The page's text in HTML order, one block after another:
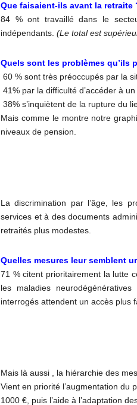
Que faisaient-ils avant la retraite
84 % ont travaillé dans le
indépendants. (Le total est
Quels sont les problèmes qu’ils
60 % sont très préoccupés par la
41% par la difficulté d’accéder à un
38% s’inquiètent de la rupture du
Mais comme le montre notre
niveaux de pension.
La discrimination par l’âge, les
services et à des documents
retraités plus modestes.
Quelles mesures leur semblent
71 % citent prioritairement la lutte
les maladies neurodégénératives
interrogés attendent un accès plus
Mais là aussi , la hiérarchie des
Vient en priorité l’augmentation du
1000 €, puis l’aide à l’adaptation